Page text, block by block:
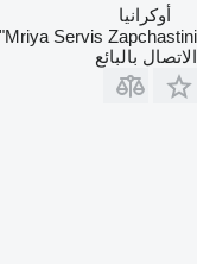
أوكرانيا
Servis Zapchastini"
الاتصال بالبائع